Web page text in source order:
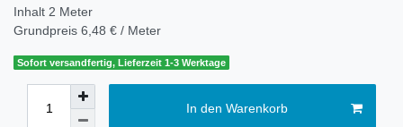
Inhalt 2 Meter
Grundpreis 6,48 € / Meter
Sofort versandfertig, Lieferzeit 1-3 Werktage
In den Warenkorb